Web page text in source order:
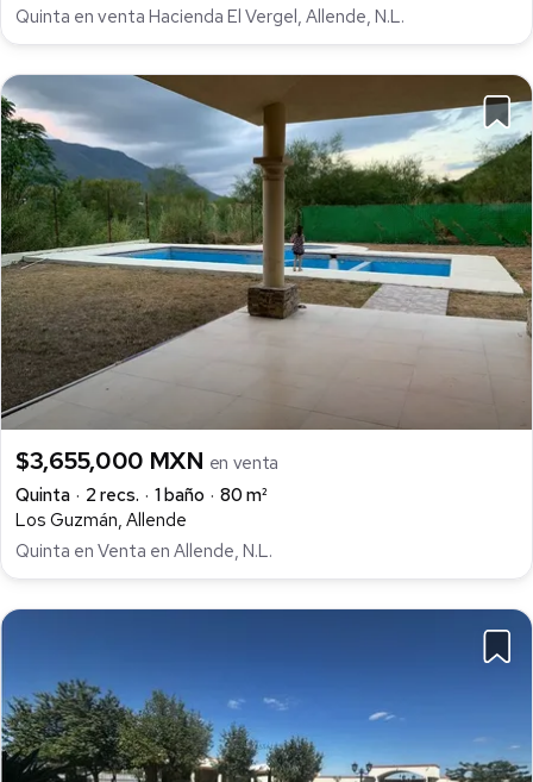
Quinta en venta Hacienda El Vergel, Allende, N.L.
$3,655,000 MXN en venta
Quinta
2 recs. 1 baño
80 m²
Los Guzmán, Allende
Quinta en Venta en Allende, N.L.